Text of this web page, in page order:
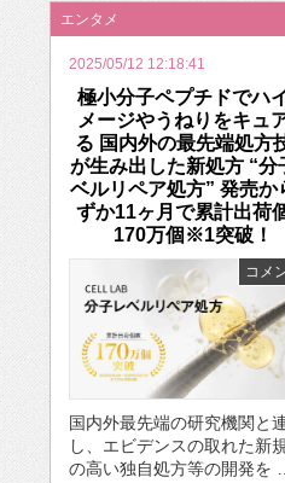
エンタメ
2025/05/12 12:18:41
極小分子ペプチドでハ
メージやうねりをキュ
る 国内外の最先端処方
が生み出した新処方 “分
ベルリペア処方” 発売か
ずか11ヶ月で累計出荷
170万個※1突破！
コメ
国内外最先端の研究機関と
し、エビデンスの取れた新
の高い独自処方等の開発を …